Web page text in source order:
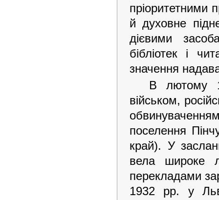
пріоритетними
й духовне
дієвими
бібліотек і
значення
В лютому
військом,
поселення
край). У
вела широке
перекладами
1932 рр. у